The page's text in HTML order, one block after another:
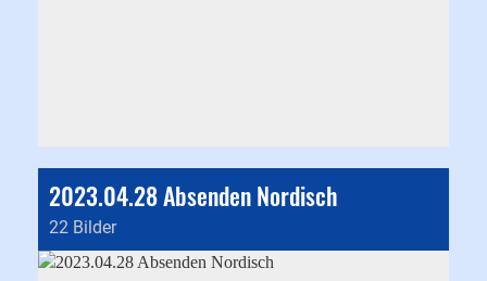
2023.04.28 Absenden Nordisch
22 Bilder